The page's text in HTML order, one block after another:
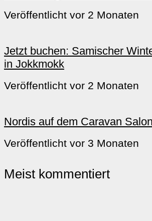
Veröffentlicht vor 2 Monaten
Jetzt buchen: Samischer
in Jokkmokk
Veröffentlicht vor 2 Monaten
Nordis auf dem Caravan
Veröffentlicht vor 3 Monaten
Meist kommentiert